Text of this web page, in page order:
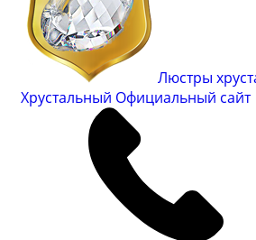
Люстры
Хрустальный Официальный сайт